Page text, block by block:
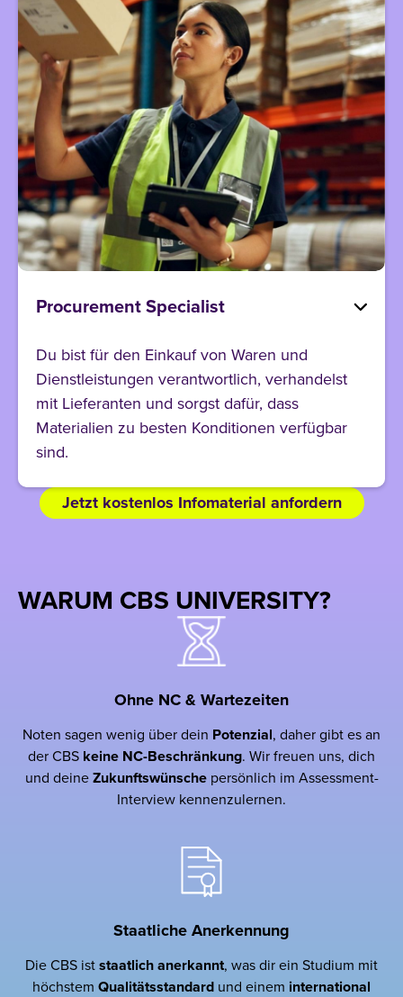
Procurement Specialist
Du bist für den Einkauf von Waren und
Dienstleistungen verantwortlich, verhandelst
mit Lieferanten und sorgst dafür, dass
Materialien zu besten Konditionen verfügbar
sind.
Jetzt kostenlos Infomaterial anfordern
WARUM CBS UNIVERSITY?
Ohne NC & Wartezeiten
Noten sagen wenig über dein Potenzial, daher gibt es an
der CBS keine NC-Beschränkung. Wir freuen uns, dich
und deine Zukunftswünschepersönlich im Assessment-
Interview kennenzulernen.
Staatliche Anerkennung
Die CBS ist staatlich anerkannt, was dir ein Studium mit
höchstem Qualitätsstandard und einem international